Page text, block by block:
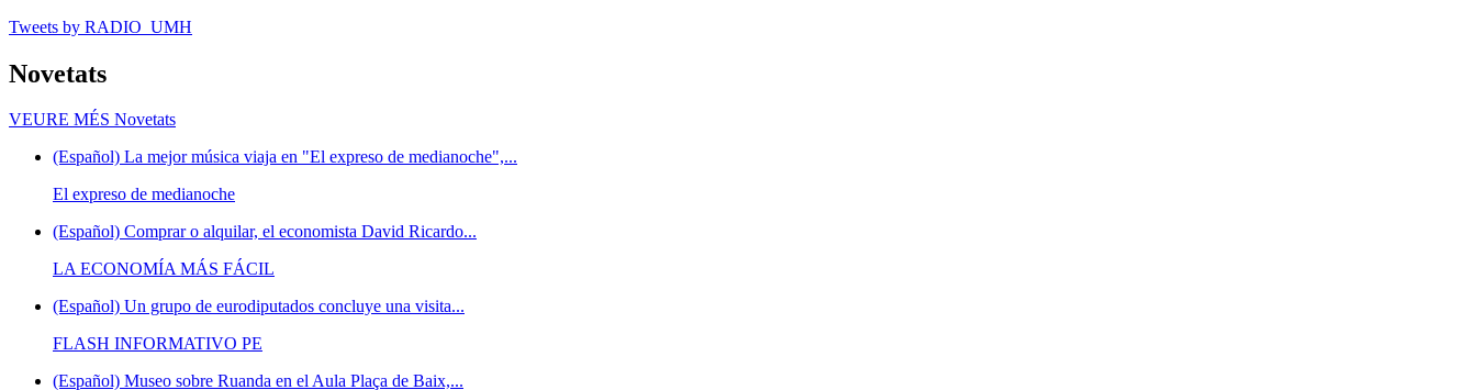
Tweets by RADIO_UMH
Novetats
VEURE MÉS Novetats
(Español) La mejor música viaja en "El expreso de medianoche",...
El expreso de medianoche
(Español) Comprar o alquilar, el economista David Ricardo...
LA ECONOMÍA MÁS FÁCIL
(Español) Un grupo de eurodiputados concluye una visita...
FLASH INFORMATIVO PE
(Español) Museo sobre Ruanda en el Aula Plaça de Baix,...